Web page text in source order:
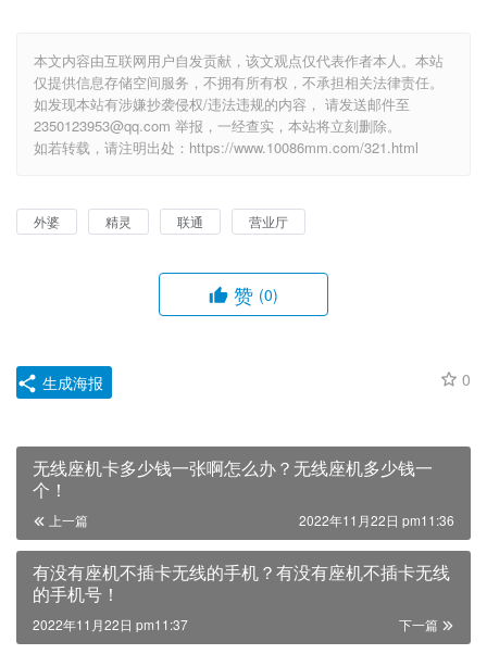
本文内容由互联网用户自发贡献，该文观点仅代表作者本人。本站
仅提供信息存储空间服务，不拥有所有权，不承担相关法律责任。
如发现本站有涉嫌抄袭侵权/违法违规的内容， 请发送邮件至
2350123953@qq.com 举报，一经查实，本站将立刻删除。
如若转载，请注明出处：https://www.10086mm.com/321.html
外婆 精灵 联通 营业厅
赞 (0)
0
生成海报
无线座机卡多少钱一张啊怎么办？无线座机多少钱一
个！
上一篇 2022年11月22日 pm11:36
有没有座机不插卡无线的手机？有没有座机不插卡无线
的手机号！
下一篇
2022年11月22日 pm11:37